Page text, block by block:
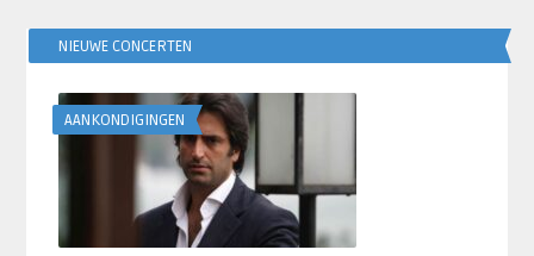
NIEUWE CONCERTEN
AANKONDIGINGEN